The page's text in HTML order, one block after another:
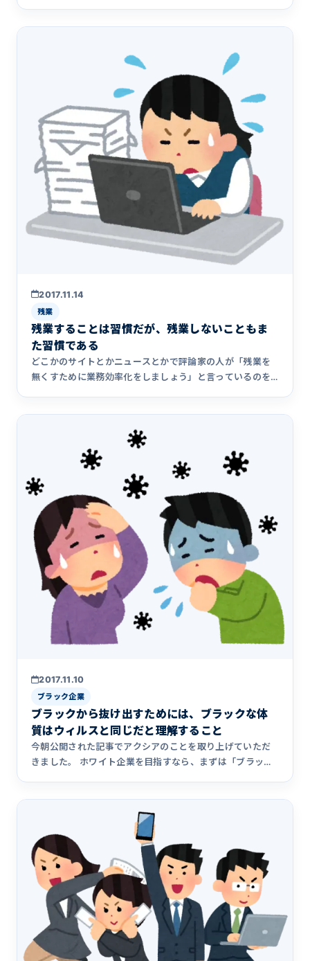
2017.11.14
残業
残業することは習慣だが、残業しないこともま
た習慣である
どこかのサイトとかニュースとかで評論家の人が「残業を
無くすために業務効率化をしましょう」と言っているのを
2017.11.10
ブラック企業
ブラックから抜け出すためには、ブラックな体
質はウィルスと同じだと理解すること
今朝公開された記事でアクシアのことを取り上げていただ
きました。 ホワイト企業を目指すなら、まずは「ブラック